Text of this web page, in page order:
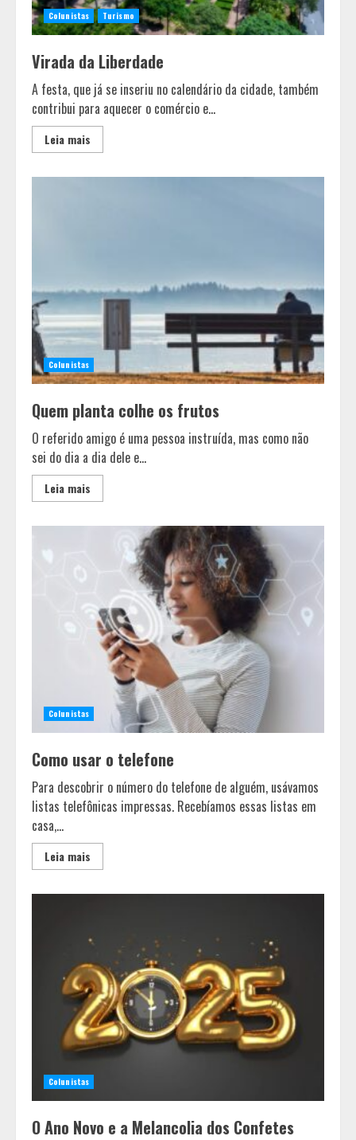
Colunistas Turismo
Virada da Liberdade
A festa, que já se inseriu no calendário da cidade, também
contribui para aquecer o comércio e...
Leia mais
Colunistas
Quem planta colhe os frutos
O referido amigo é uma pessoa instruída, mas como não
sei do dia a dia dele e...
Leia mais
Colunistas
Como usar o telefone
Para descobrir o número do telefone de alguém, usávamos
listas telefônicas impressas. Recebíamos essas listas em
casa,...
Leia mais
Colunistas
O Ano Novo e a Melancolia dos Confetes